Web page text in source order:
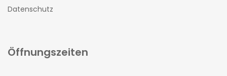
Datenschutz
Öffnungszeiten